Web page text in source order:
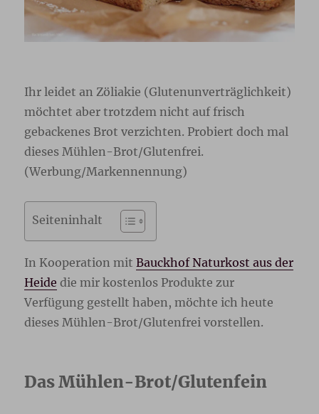
Ihr leidet an Zöliakie (Glutenunverträglichkeit)
möchtet aber trotzdem nicht auf frisch
gebackenes Brot verzichten. Probiert doch mal
dieses Mühlen-Brot/Glutenfrei.
(Werbung/Markennennung)
Seiteninhalt
In Kooperation mitBauckhof Naturkost aus der
Heide die mir kostenlos Produkte zur
Verfügung gestellt haben, möchte ich heute
dieses Mühlen-Brot/Glutenfrei vorstellen.
Das Mühlen-Brot/Glutenfein